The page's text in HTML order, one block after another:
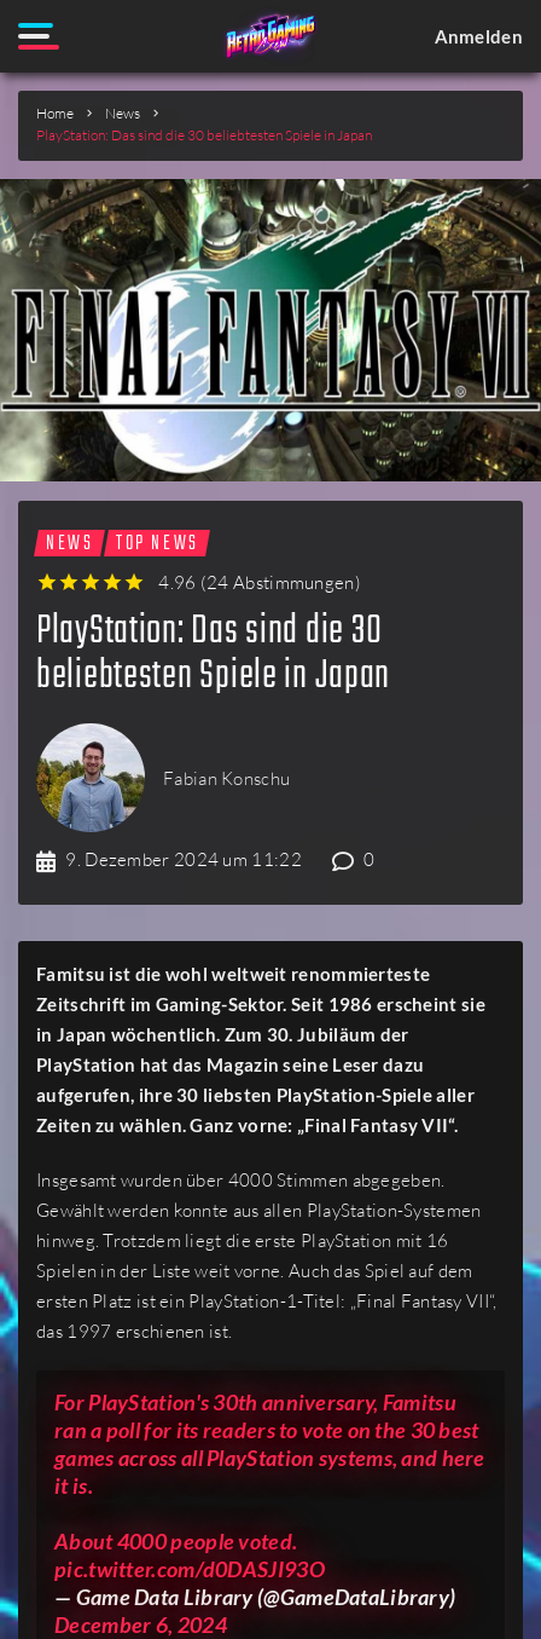
Anmelden
Home
News
PlayStation: Das sind die 30 beliebtesten Spiele in Japan
NEWS TOP NEWS
4.96 (24 Abstimmungen)
PlayStation: Das sind die 30
beliebtesten Spiele in Japan
Fabian Konschu
9. Dezember 2024 um 11:22 0
Famitsu ist die wohl weltweit renommierteste
Zeitschrift im Gaming-Sektor. Seit 1986 erscheint sie
in Japan wöchentlich. Zum 30. Jubiläum der
PlayStation hat das Magazin seine Leser dazu
aufgerufen, ihre 30 liebsten PlayStation-Spiele aller
Zeiten zu wählen. Ganz vorne: „Final Fantasy VII“.
Insgesamt wurden über 4000 Stimmen abgegeben.
Gewählt werden konnte aus allen PlayStation-Systemen
hinweg. Trotzdem liegt die erste PlayStation mit 16
Spielen in der Liste weit vorne. Auch das Spiel auf dem
ersten Platz ist ein PlayStation-1-Titel: „Final Fantasy VII“,
das 1997 erschienen ist.
For PlayStation's 30th anniversary, Famitsu
ran a poll for its readers to vote on the 30 best
games across all PlayStation systems, and here
it is.
About 4000 people voted.
pic.twitter.com/d0DASJI93O
— Game Data Library (@GameDataLibrary)
December 6, 2024